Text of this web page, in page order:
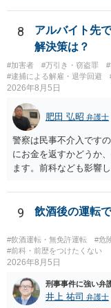
罪・性的姿態撮影罪 16
等が検討されます。
くるでしょう。 一般
談した上で、実際に使
会社PCまでは押収され
項）になると、 自首し
8
アルバイト先
解決策は？
#加害者 #万引き・窃盗罪
#逮捕による解雇・退学回避
2026年8月5日
肥田 弘昭 弁護士
警察は民事不介入です
にお金を返すかどうか
ます。前科なども影響
9 飲酒後の運転
#飲酒運転・無免許運転 #危
#前科・前歴をつけたくない
2026年8月5日
刑事事件に強い弁
井上 祐司 弁護士